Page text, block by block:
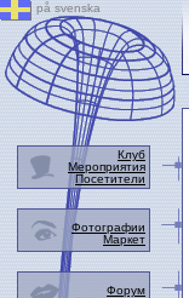
på svenska
Клуб
Мероприятия
Посетители
Фотографии
Маркет
Форум